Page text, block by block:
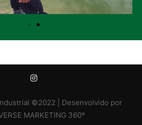
©2022
| Desenvolvido por
MARKETING 360º